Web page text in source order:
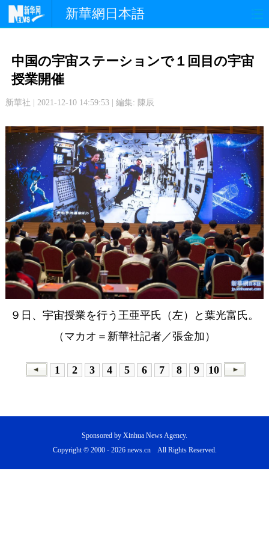
新華網日本語
文 化
中日交流 国 際
写 真
中国の宇宙ステーションで１回目の宇宙
授業開催
新華社 | 2021-12-10 14:59:53 | 編集: 陳辰
９日、宇宙授業を行う王亜平氏（左）と葉光富氏。
（マカオ＝新華社記者／張金加）
1 2 3 4 5 6 7 8 9 10
Sponsored by Xinhua News Agency.
Copyright © 2000 - 2026 news.cn All Rights Reserved.